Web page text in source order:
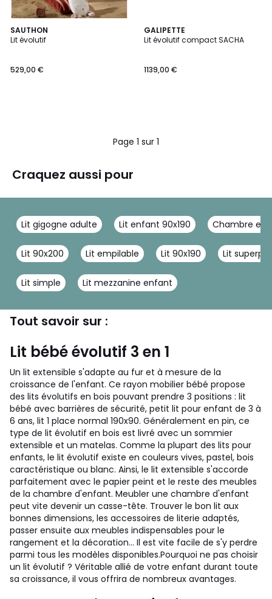
SAUTHON
Lit évolutif
529,00 €
GALIPETTE
Lit évolutif compact SACHA
1139,00 €
Page 1 sur 1
Craquez aussi pour
Lit gigogne adulte Lit enfant 90x190 Chambre
Lit 90x200 Lit empilable Lit 90x190 Lit
Lit simple Lit mezzanine enfant
Tout savoir sur :
Lit bébé évolutif 3 en 1
Un lit extensible s'adapte au fur et à mesure de la
croissance de l'enfant. Ce rayon mobilier bébé propose
des lits évolutifs en bois pouvant prendre 3 positions : lit
bébé avec barrières de sécurité, petit lit pour enfant de 3 à
6 ans, lit 1 place normal 190x90. Généralement en pin, ce
type de lit évolutif en bois est livré avec un sommier
extensible et un matelas. Comme la plupart des lits pour
enfants, le lit évolutif existe en couleurs vives, pastel, bois
caractéristique ou blanc. Ainsi, le lit extensible s'accorde
parfaitement avec le papier peint et le reste des meubles
de la chambre d'enfant. Meubler une chambre d'enfant
peut vite devenir un casse-tête. Trouver le bon lit aux
bonnes dimensions, les accessoires de literie adaptés,
passer ensuite aux meubles indispensables pour le
rangement et la décoration... Il est vite facile de s'y perdre
parmi tous les modèles disponibles.Pourquoi ne pas choisir
un lit évolutif ? Véritable allié de votre enfant durant toute
sa croissance, il vous offrira de nombreux avantages.